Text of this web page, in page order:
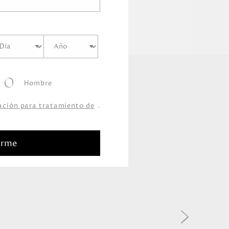
Hombre
para tratamiento de .